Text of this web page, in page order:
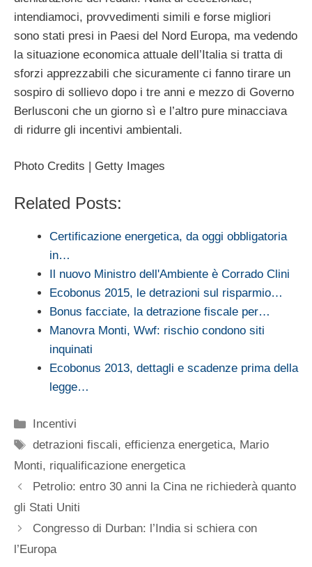
intendiamoci, provvedimenti simili e forse migliori
sono stati presi in Paesi del Nord Europa, ma vedendo
la situazione economica attuale dell’Italia si tratta di
sforzi apprezzabili che sicuramente ci fanno tirare un
sospiro di sollievo dopo i tre anni e mezzo di Governo
Berlusconi che un giorno sì e l’altro pure minacciava
di ridurre gli incentivi ambientali.
Photo Credits | Getty Images
Related Posts:
Certificazione energetica, da oggi obbligatoria
in…
Il nuovo Ministro dell'Ambiente è Corrado Clini
Ecobonus 2015, le detrazioni sul risparmio…
Bonus facciate, la detrazione fiscale per…
Manovra Monti, Wwf: rischio condono siti
inquinati
Ecobonus 2013, dettagli e scadenze prima della
legge…
Categorie
Incentivi
Tag
detrazioni fiscali,efficienza energetica, Mario
Monti, riqualificazione energetica
Petrolio: entro 30 anni la Cina ne richiederà quanto
gli Stati Uniti
Congresso di Durban: l’India si schiera con
l’Europa